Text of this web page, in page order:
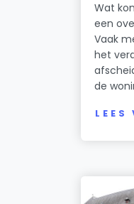
Wat
een
Vaak
het
de
LEES